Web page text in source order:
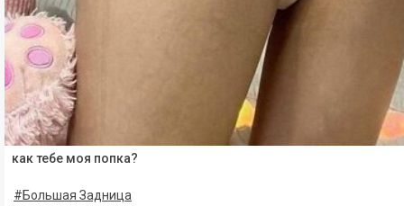
как тебе моя попка?
#Большая Задница